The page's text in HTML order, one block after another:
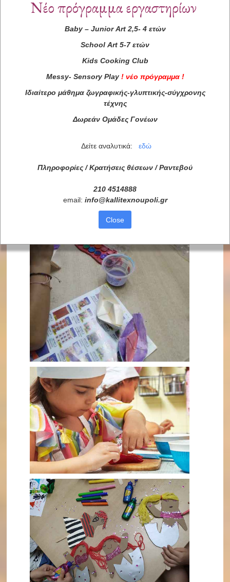
Νέο πρόγραμμα εργαστηρίων
Baby– Junior Art2,5- 4 ετών
School Art 5-7 ετών
Kids Cooking Club
Messy- Sensory Play ! νέο πρόγραμμα !
Ιδιαίτερο μάθημα ζωγραφικής-γλυπτικής-σύγχρονης
τέχνης
Δωρεάν Ομάδες Γονέων
Δείτε αναλυτικά: εδώ
Πληροφορίες / Κρατήσεις θέσεων / Ραντεβού
210 4514888
email: info@kallitexnoupoli.gr
Close